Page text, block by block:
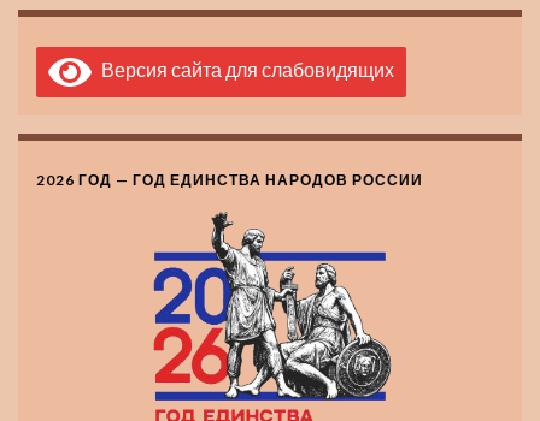
Версия сайта для слабовидящих
2026 ГОД — ГОД ЕДИНСТВА НАРОДОВ РОССИИ